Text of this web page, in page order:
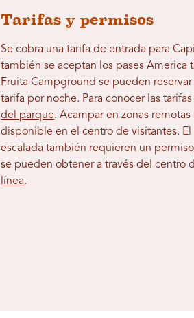
Tarifas y permisos
Se cobra una tarifa de entrada para
también se aceptan los pases America
Fruita Campground se pueden
tarifa por noche. Para conocer las
del parque. Acampar en zonas
disponible en el centro de visitantes. El
escalada también requieren un
se pueden obtener a través del centro
línea.